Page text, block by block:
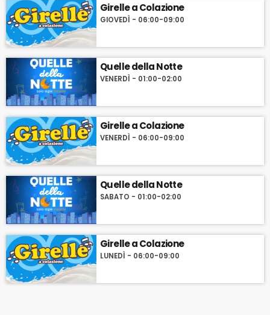
Girelle a Colazione
GIOVEDÌ - 06:00-09:00
Quelle della Notte
VENERDÌ - 01:00-02:00
Girelle a Colazione
VENERDÌ - 06:00-09:00
Quelle della Notte
SABATO - 01:00-02:00
Girelle a Colazione
LUNEDÌ - 06:00-09:00